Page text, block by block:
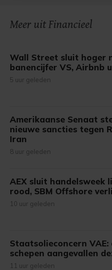
gemaakte keuze altijd
Meer uit Financieel
Wall Street sluit hoger
banencijfer VS, Airbnb
5 uur geleden
Amerikaanse Senaat
nieuwe sancties tegen
Iran
8 uur geleden
AEX sluit handelsweek
rood, SBM Offshore
10 uur geleden
Staatsolieconcern VAE:
schepen aangevallen
11 uur geleden